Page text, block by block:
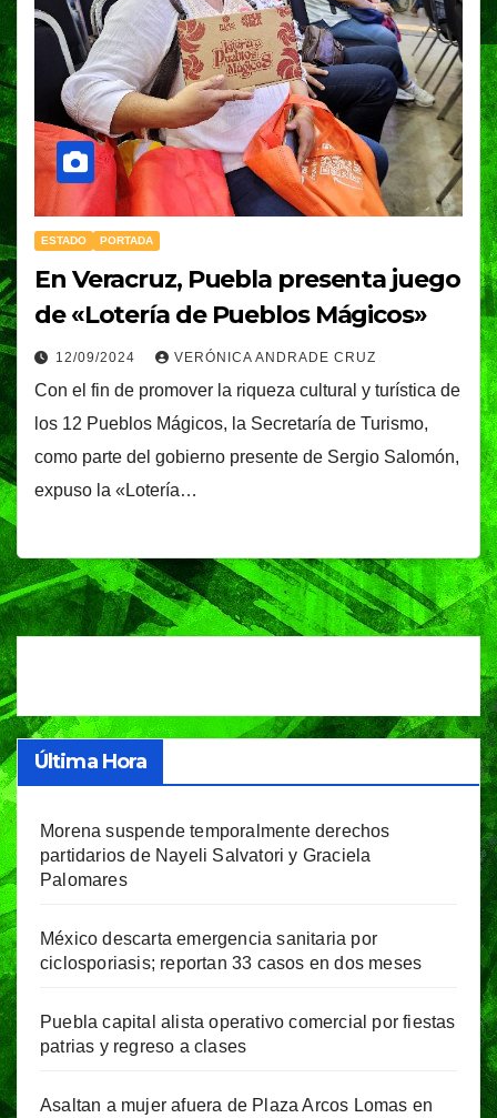
ESTADO PORTADA
En Veracruz, Puebla presenta juego
de «Lotería de Pueblos Mágicos»
12/09/2024 VERÓNICA ANDRADE CRUZ
Con el fin de promover la riqueza cultural y turística de
los 12 Pueblos Mágicos, la Secretaría de Turismo,
como parte del gobierno presente de Sergio Salomón,
expuso la «Lotería…
Última Hora
Morena suspende temporalmente derechos
partidarios de Nayeli Salvatori y Graciela
Palomares
México descarta emergencia sanitaria por
ciclosporiasis; reportan 33 casos en dos meses
Puebla capital alista operativo comercial por fiestas
patrias y regreso a clases
Asaltan a mujer afuera de Plaza Arcos Lomas en